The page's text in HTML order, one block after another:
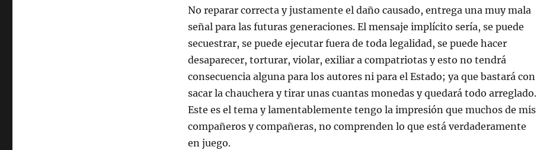
No reparar correcta y justamente el daño causado, entrega una muy mala
señal para las futuras generaciones. El mensaje implícito sería, se puede
secuestrar, se puede ejecutar fuera de toda legalidad, se puede hacer
desaparecer, torturar, violar, exiliar a compatriotas y esto no tendrá
consecuencia alguna para los autores ni para el Estado; ya que bastará con
sacar la chauchera y tirar unas cuantas monedas y quedará todo arreglado.
Este es el tema y lamentablemente tengo la impresión que muchos de mis
compañeros y compañeras, no comprenden lo que está verdaderamente
en juego.